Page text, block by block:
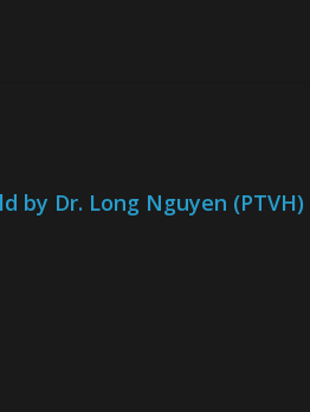
by Dr. Long Nguyen (PTVH)